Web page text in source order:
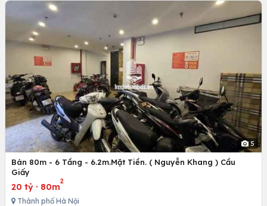
5
Bán 80m - 6 Tầng - 6.2m.Mặt Tiền. ( Nguyễn Khang ) Cầu
Giấy
20 tỷ · 80m
2
Thành phố Hà Nội